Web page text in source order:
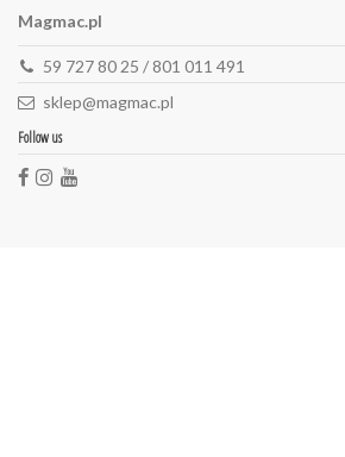
Magmac.pl
59 727 80 25 / 801 011 491
sklep@magmac.pl
Follow us